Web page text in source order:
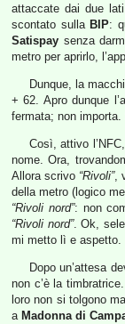
attaccate dai due
scontato sulla BIP:
Satispay senza
metro per aprirlo,
Dunque, la
+ 62. Apro dunque
fermata; non
Così, attivo
nome. Ora,
Allora scrivo “Rivoli”,
della metro (logico
“Rivoli nord”: non
“Rivoli nord”. Ok,
mi metto lì e aspetto.
Dopo un’attesa
non c’è la
loro non si tolgono
a Madonna di